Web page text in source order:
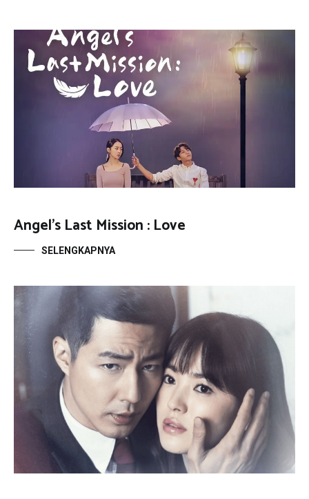
Angel’s Last Mission : Love
SELENGKAPNYA